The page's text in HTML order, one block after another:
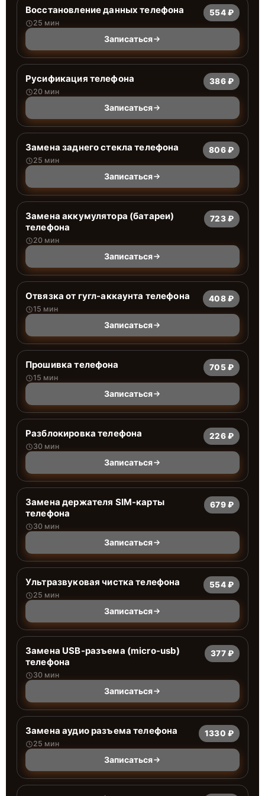
Восстановление данных телефона
25 мин
554 ₽
Записаться
Русификация телефона
20 мин
386 ₽
Записаться
Замена заднего стекла телефона
25 мин
806 ₽
Записаться
Замена аккумулятора (батареи)
телефона
20 мин
723 ₽
Записаться
Отвязка от гугл-аккаунта телефона
15 мин
408 ₽
Записаться
Прошивка телефона
15 мин
705 ₽
Записаться
Разблокировка телефона
30 мин
226 ₽
Записаться
Замена держателя SIM-карты
телефона
30 мин
679 ₽
Записаться
Ультразвуковая чистка телефона
25 мин
554 ₽
Записаться
Замена USB-разъема (micro-usb)
телефона
30 мин
377 ₽
Записаться
Замена аудио разъема телефона
25 мин
1330 ₽
Записаться